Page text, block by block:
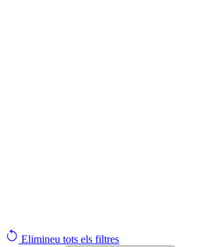
Elimineu tots els filtres